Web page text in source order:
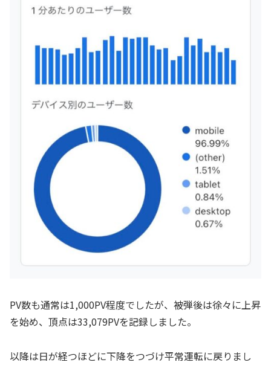
PV数も通常は1,000PV程度でしたが、被弾後は徐々に上昇
を始め、頂点は33,079PVを記録しました。
以降は日が経つほどに下降をつづけ平常運転に戻りまし